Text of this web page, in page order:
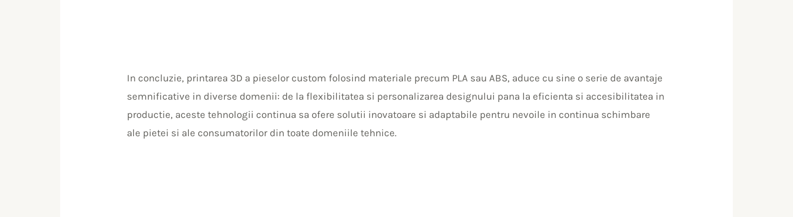
In concluzie, printarea 3D a pieselor custom folosind materiale precum PLA sau ABS, aduce cu sine o serie de avantaje
semnificative in diverse domenii: de la flexibilitatea si personalizarea designului pana la eficienta si accesibilitatea in
productie, aceste tehnologii continua sa ofere solutii inovatoare si adaptabile pentru nevoile in continua schimbare
ale pietei si ale consumatorilor din toate domeniile tehnice.